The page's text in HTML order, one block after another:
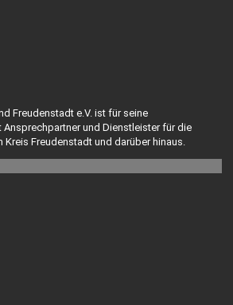
Freudenstadt e.V. ist für seine
Ansprechpartner und Dienstleister für die
Kreis Freudenstadt und darüber hinaus.